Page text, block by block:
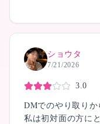
ショウタ
7/21/2026
3.0
DMでのやり取りか
私は初対面の方に